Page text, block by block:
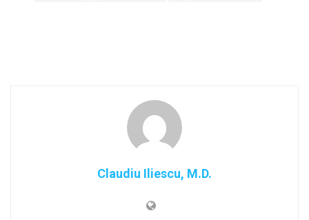
Claudiu Iliescu, M.D.